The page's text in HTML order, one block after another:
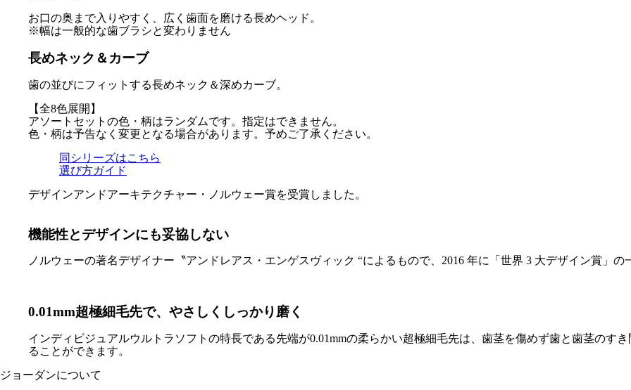
お口の奥まで入りやすく、広く歯面を磨ける長めヘッド。
※幅は一般的な歯ブラシと変わりません
長めネック＆カーブ
歯の並びにフィットする長めネック＆深めカーブ。
【全8色展開】
アソートセットの色・柄はランダムです。指定はできません。
色・柄は予告なく変更となる場合があります。予めご了承ください。
同シリーズはこちら
選び方ガイド
デザインアンドアーキテクチャー・ノルウェー賞を受賞しました。
機能性とデザインにも妥協しない
ノルウェーの著名デザイナー〝アンドレアス・エンゲスヴィック “によるもので、2016 年に「世界 3 大デザイン賞」
0.01mm超極細毛先で、やさしくしっかり磨く
インディビジュアルウルトラソフトの特長である先端が0.01mmの柔らかい超極細毛先は、歯茎を傷めず歯と歯茎のす
ることができます。
ジョーダンについて